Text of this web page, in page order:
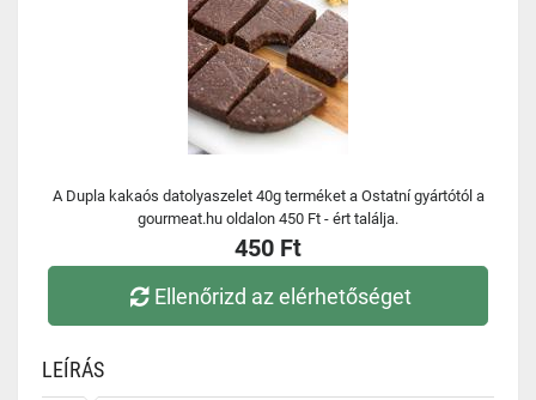
A Dupla kakaós datolyaszelet 40g terméket a Ostatní gyártótól a
gourmeat.hu oldalon 450 Ft - ért találja.
450 Ft
Ellenőrizd az elérhetőséget
LEÍRÁS